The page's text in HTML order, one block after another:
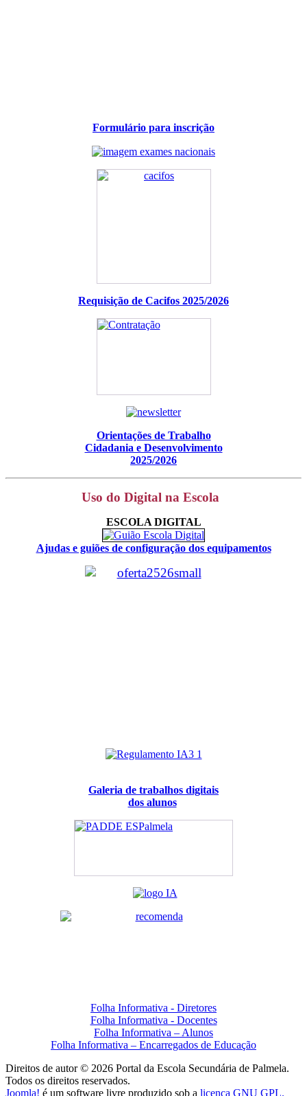
Formulário para inscrição
Requisição de Cacifos 2025/2026
Orientações de Trabalho
Cidadania e Desenvolvimento
2025/2026
Uso do Digital na Escola
ESCOLA DIGITAL
Ajudas e guiões de configuração dos equipamentos
Galeria de trabalhos digitais
dos alunos
Folha Informativa - Diretores
Folha Informativa - Docentes
Folha Informativa – Alunos
Folha Informativa – Encarregados de Educação
Direitos de autor © 2026 Portal da Escola Secundária de Palmela.
Todos os direitos reservados.
Joomla! é um software livre produzido sob a licença GNU GPL.